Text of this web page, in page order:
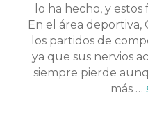
lo ha hecho, y
En el área deportiva,
los partidos de
ya que sus nervios
siempre pierde
más …